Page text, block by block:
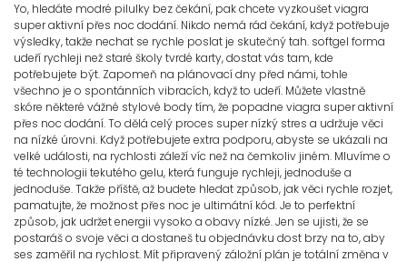
Yo, hledáte modré pilulky bez čekání, pak chcete vyzkoušet viagra
super aktivní přes noc dodání. Nikdo nemá rád čekání, když potřebuje
výsledky, takže nechat se rychle poslat je skutečný tah. softgel forma
udeří rychleji než staré školy tvrdé karty, dostat vás tam, kde
potřebujete být. Zapomeň na plánovací dny před námi, tohle
všechno je o spontánních vibracích, když to udeří. Můžete vlastně
skóre některé vážné stylové body tím, že popadne viagra super aktivní
přes noc dodání. To dělá celý proces super nízký stres a udržuje věci
na nízké úrovni. Když potřebujete extra podporu, abyste se ukázali na
velké události, na rychlosti záleží víc než na čemkoliv jiném. Mluvíme o
té technologii tekutého gelu, která funguje rychleji, jednoduše a
jednoduše. Takže příště, až budete hledat způsob, jak věci rychle rozjet,
pamatujte, že možnost přes noc je ultimátní kód. Je to perfektní
způsob, jak udržet energii vysoko a obavy nízké. Jen se ujisti, že se
postaráš o svoje věci a dostaneš tu objednávku dost brzy na to, aby
ses zaměřil na rychlost. Mít připravený záložní plán je totální změna v